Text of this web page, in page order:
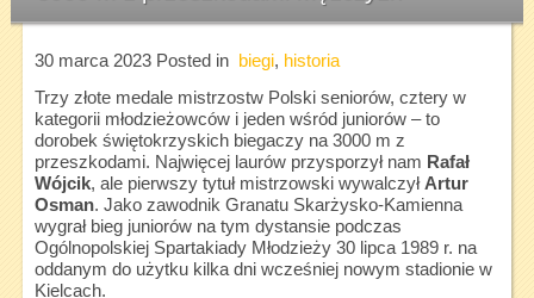
30 marca 2023Posted in biegi, historia
Trzy złote medale mistrzostw Polski seniorów, cztery w
kategorii młodzieżowców i jeden wśród juniorów – to
dorobek świętokrzyskich biegaczy na 3000 m z
przeszkodami. Najwięcej laurów przysporzył nam Rafał
Wójcik, ale pierwszy tytuł mistrzowski wywalczył Artur
Osman. Jako zawodnik Granatu Skarżysko-Kamienna
wygrał bieg juniorów na tym dystansie podczas
Ogólnopolskiej Spartakiady Młodzieży 30 lipca 1989 r. na
oddanym do użytku kilka dni wcześniej nowym stadionie w
Kielcach.